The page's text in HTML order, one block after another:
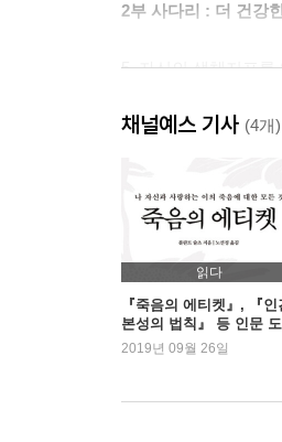
2부 사다리 : 더 건강
5. 자신의 생체지표를
7. 피라미드의 밑면 :
10. 뇌를 고치는 레시피
11. 전자기장 오염 속
12. 계속 왜냐고 캐묻
부록
참고문헌
채널예스 기사 (4개)
읽다
『죽음의 에티켓』, 『인
본성의 법칙』 등 인문 도
약진
2019년 09월 26일